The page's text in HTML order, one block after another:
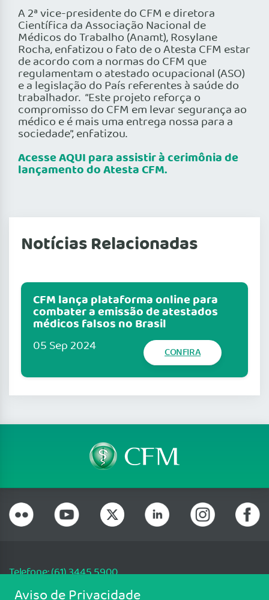
A 2ª vice-presidente do CFM e diretora
Científica da Associação Nacional de
Médicos do Trabalho (Anamt), Rosylane
Rocha, enfatizou o fato de o Atesta CFM estar
de acordo com a normas do CFM que
regulamentam o atestado ocupacional (ASO)
e a legislação do País referentes à saúde do
trabalhador. “Este projeto reforça o
compromisso do CFM em levar segurança ao
médico e é mais uma entrega nossa para a
sociedade”, enfatizou.
Acesse AQUI para assistir à cerimônia de
lançamento do Atesta CFM.
Notícias Relacionadas
CFM lança plataforma online para
combater a emissão de atestados
médicos falsos no Brasil
05 Sep 2024 CONFIRA
Telefone: (61) 3445 5900
Email: cfm@portalmedico.org.br